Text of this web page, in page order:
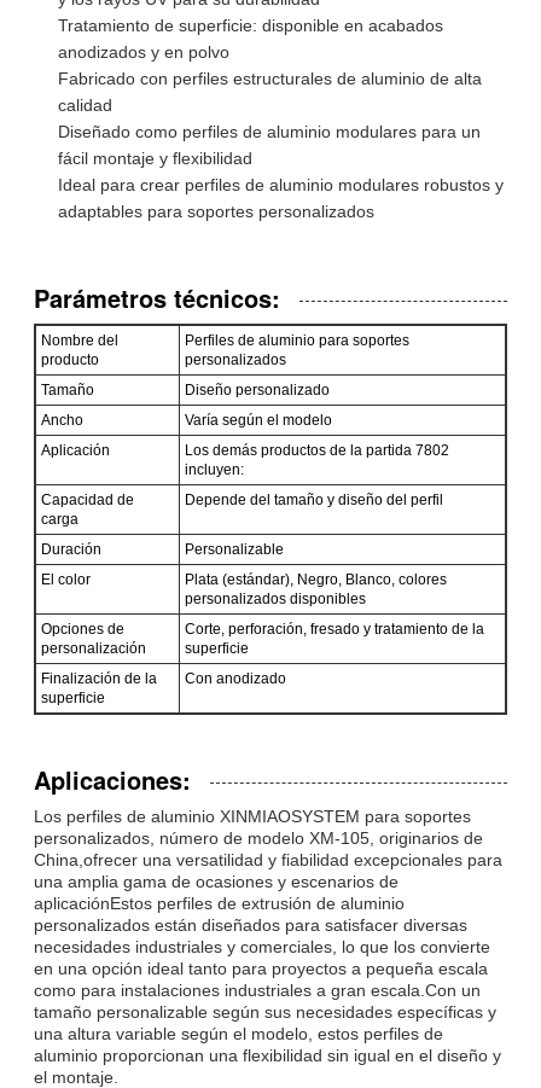
Tratamiento de superficie: disponible en acabados
anodizados y en polvo
Fabricado con perfiles estructurales de aluminio de alta
calidad
Diseñado como perfiles de aluminio modulares para un
fácil montaje y flexibilidad
Ideal para crear perfiles de aluminio modulares robustos y
adaptables para soportes personalizados
Parámetros técnicos:
Nombre del
producto
Perfiles de aluminio para soportes
personalizados
Tamaño
Diseño personalizado
Ancho
Varía según el modelo
Aplicación
Los demás productos de la partida 7802
incluyen:
Capacidad de
carga
Depende del tamaño y diseño del perfil
Duración
Personalizable
El color
Plata (estándar), Negro, Blanco, colores
personalizados disponibles
Opciones de
personalización
Corte, perforación, fresado y tratamiento de la
superficie
Finalización de la
superficie
Con anodizado
Aplicaciones:
Los perfiles de aluminio XINMIAOSYSTEM para soportes
personalizados, número de modelo XM-105, originarios de
China,ofrecer una versatilidad y fiabilidad excepcionales para
una amplia gama de ocasiones y escenarios de
aplicaciónEstos perfiles de extrusión de aluminio
personalizados están diseñados para satisfacer diversas
necesidades industriales y comerciales, lo que los convierte
en una opción ideal tanto para proyectos a pequeña escala
como para instalaciones industriales a gran escala.Con un
tamaño personalizable según sus necesidades específicas y
una altura variable según el modelo, estos perfiles de
aluminio proporcionan una flexibilidad sin igual en el diseño y
el montaje.